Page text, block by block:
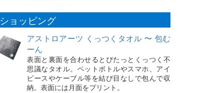
ショッピング
アストロアーツ くっつくタオル 〜 包む
ーん
表面と裏面を合わせるとぴたっとくっつく不
思議なタオル。ペットボトルやスマホ、アイ
ピースやケーブル等を結び目なしで包んで収
納。表面には月面をプリント。